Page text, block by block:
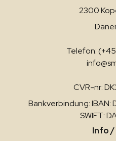
2300
Telefon:
CVR-nr:
Bankverbindung:
SWIFT:
Info /